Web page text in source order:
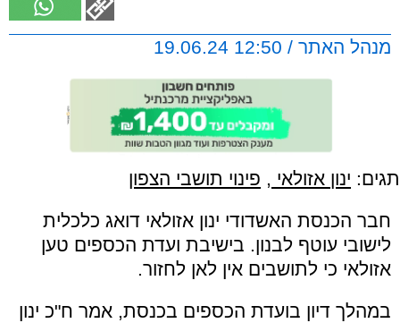
מנהל האתר / 12:50 19.06.24
תגים: ינון אזולאי , פינוי תושבי הצפון
חבר הכנסת האשדודי ינון אזולאי דואג כלכלית
לישובי עוטף לבנון. בישיבת ועדת הכספים טען
אזולאי כי לתושבים אין לאן לחזור.
במהלך דיון בועדת הכספים בכנסת, אמר ח"כ ינון